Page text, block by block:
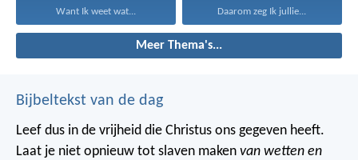
Want Ik weet wat... Daarom zeg Ik jullie...
Meer Thema's...
Bijbeltekst van de dag
Leef dus in de vrijheid die Christus ons gegeven heeft.
Laat je niet opnieuw tot slaven maken van wetten en